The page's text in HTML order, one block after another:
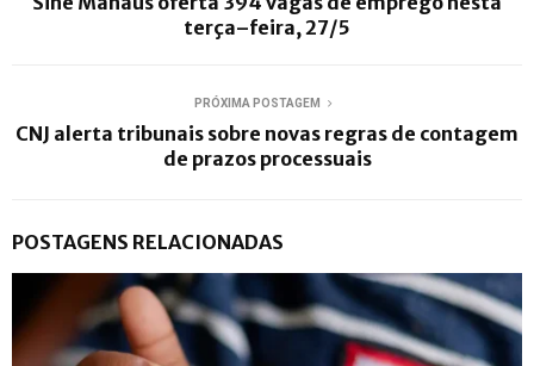
terça–feira, 27/5
PRÓXIMA POSTAGEM
CNJ alerta tribunais sobre novas regras de contagem
de prazos processuais
POSTAGENS RELACIONADAS